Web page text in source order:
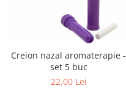
Creion nazal aromaterapie -
set 5 buc
22,00 Lei